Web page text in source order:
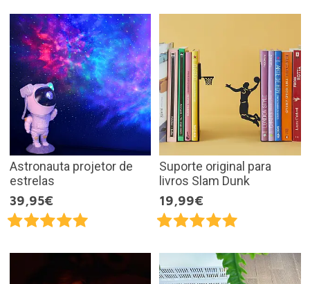
Astronauta projetor de
estrelas
39,95€
Suporte original para
livros Slam Dunk
19,99€